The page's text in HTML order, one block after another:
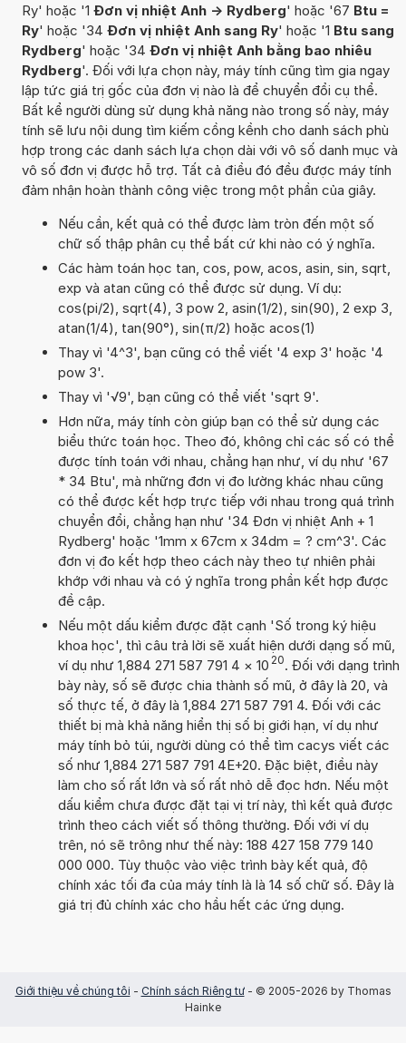
Ry' hoặc '1 Đơn vị nhiệt Anh -> Rydberg' hoặc '67 Btu =
Ry' hoặc '34 Đơn vị nhiệt Anh sang Ry' hoặc '1 Btu sang
Rydberg' hoặc '34 Đơn vị nhiệt Anh bằng bao nhiêu
Rydberg'. Đối với lựa chọn này, máy tính cũng tìm gia ngay
lập tức giá trị gốc của đơn vị nào là để chuyển đổi cụ thể.
Bất kể người dùng sử dụng khả năng nào trong số này, máy
tính sẽ lưu nội dung tìm kiếm cồng kềnh cho danh sách phù
hợp trong các danh sách lựa chọn dài với vô số danh mục và
vô số đơn vị được hỗ trợ. Tất cả điều đó đều được máy tính
đảm nhận hoàn thành công việc trong một phần của giây.
Nếu cần, kết quả có thể được làm tròn đến một số
chữ số thập phân cụ thể bất cứ khi nào có ý nghĩa.
Các hàm toán học tan, cos, pow, acos, asin, sin, sqrt,
exp và atan cũng có thể được sử dụng. Ví dụ:
cos(pi/2), sqrt(4), 3 pow 2, asin(1/2), sin(90), 2 exp 3,
atan(1/4), tan(90°), sin(π/2) hoặc acos(1)
Thay vì '4^3', bạn cũng có thể viết '4 exp 3' hoặc '4
pow 3'.
Thay vì '√9', bạn cũng có thể viết 'sqrt 9'.
Hơn nữa, máy tính còn giúp bạn có thể sử dụng các
biểu thức toán học. Theo đó, không chỉ các số có thể
được tính toán với nhau, chẳng hạn như, ví dụ như '67
* 34 Btu', mà những đơn vị đo lường khác nhau cũng
có thể được kết hợp trực tiếp với nhau trong quá trình
chuyển đổi, chẳng hạn như '34 Đơn vị nhiệt Anh + 1
Rydberg' hoặc '1mm x 67cm x 34dm = ? cm^3'. Các
đơn vị đo kết hợp theo cách này theo tự nhiên phải
khớp với nhau và có ý nghĩa trong phần kết hợp được
đề cập.
Nếu một dấu kiểm được đặt cạnh 'Số trong ký hiệu
khoa học', thì câu trả lời sẽ xuất hiện dưới dạng số mũ,
ví dụ như 1,884 271 587 791 4 × 10 20. Đối với dạng trình
bày này, số sẽ được chia thành số mũ, ở đây là 20, và
số thực tế, ở đây là 1,884 271 587 791 4. Đối với các
thiết bị mà khả năng hiển thị số bị giới hạn, ví dụ như
máy tính bỏ túi, người dùng có thể tìm cacys viết các
số như 1,884 271 587 791 4E+20. Đặc biệt, điều này
làm cho số rất lớn và số rất nhỏ dễ đọc hơn. Nếu một
dấu kiểm chưa được đặt tại vị trí này, thì kết quả được
trình theo cách viết số thông thường. Đối với ví dụ
trên, nó sẽ trông như thế này: 188 427 158 779 140
000 000. Tùy thuộc vào việc trình bày kết quả, độ
chính xác tối đa của máy tính là là 14 số chữ số. Đây là
giá trị đủ chính xác cho hầu hết các ứng dụng.
Giới thiệu về chúng tôi - Chính sách Riêng tư- © 2005-2026 by Thomas
Hainke